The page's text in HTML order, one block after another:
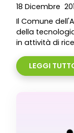
18 Dicembre
Il Comune
della
in attività di
LEGGI